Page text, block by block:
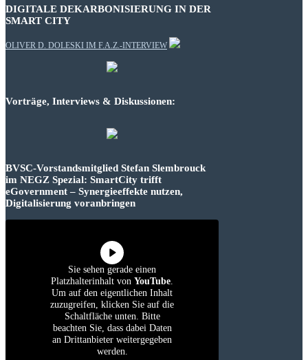
DIGITALE DEKARBONISIERUNG IN DER
SMART CITY
OLIVER D. DOLESKI IM F.A.Z.-INTERVIEW
Vorträge, Interviews & Diskussionen:
BVSC-Vorstandsmitglied Stefan Slembrouck
im NEGZ Spezial: SmartCity trifft
eGovernment – Synergieeffekte nutzen,
Digitalisierung voranbringen
Sie sehen gerade einen
Platzhalterinhalt von YouTube
Um auf den eigentlichen Inhalt
zuzugreifen, klicken Sie auf die
Schaltfläche unten. Bitte
beachten Sie, dass dabei Daten
an Drittanbieter weitergegeben
werden.